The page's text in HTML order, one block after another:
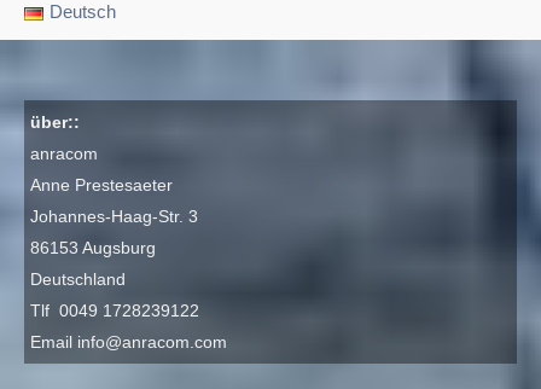
Deutsch
über::
anracom
Anne Prestesaeter
Johannes-Haag-Str. 3
86153 Augsburg
Deutschland
Tlf 0049 1728239122
Email info@anracom.com